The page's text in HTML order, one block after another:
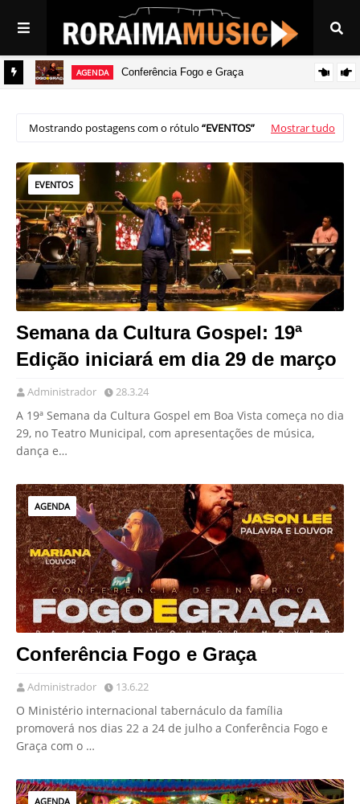
AGENDA
Conferência Fogo e Graça
Mostrando postagens com o rótulo EVENTOS Mostrar tudo
EVENTOS
Semana da Cultura Gospel: 19ª
Edição iniciará em dia 29 de março
Administrador 28.3.24
A 19ª Semana da Cultura Gospel em Boa Vista começa no dia
29, no Teatro Municipal, com apresentações de música,
dança e…
AGENDA
Conferência Fogo e Graça
Administrador 13.6.22
O Ministério internacional tabernáculo da família
promoverá nos dias 22 a 24 de julho a Conferência Fogo e
Graça com o …
AGENDA